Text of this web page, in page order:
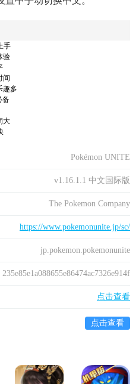
手
验
间
趣多
备
大
Pokémon UNITE
v1.16.1.1 中文国际版
The Pokemon Company
https://www.pokemonunite.jp/sc/
jp.pokemon.pokemonunite
235e85e1a088655e86474ac7326e914f
点击查看
点击查看